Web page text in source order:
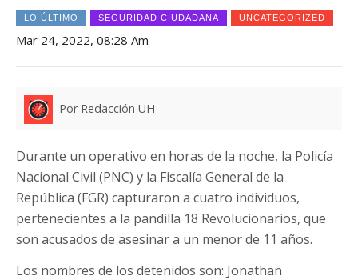
LO ÚLTIMO SEGURIDAD CIUDADANA UNCATEGORIZED
Mar 24, 2022, 08:28 Am
Por Redacción UH
Durante un operativo en horas de la noche, la Policía
Nacional Civil (PNC) y la Fiscalía General de la
República (FGR) capturaron a cuatro individuos,
pertenecientes a la pandilla 18 Revolucionarios, que
son acusados de asesinar a un menor de 11 años.
Los nombres de los detenidos son: Jonathan